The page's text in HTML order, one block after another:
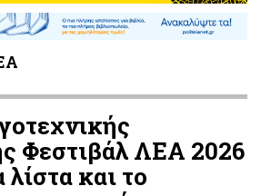
Φεστιβάλ ΛΕΑ 2026
και το